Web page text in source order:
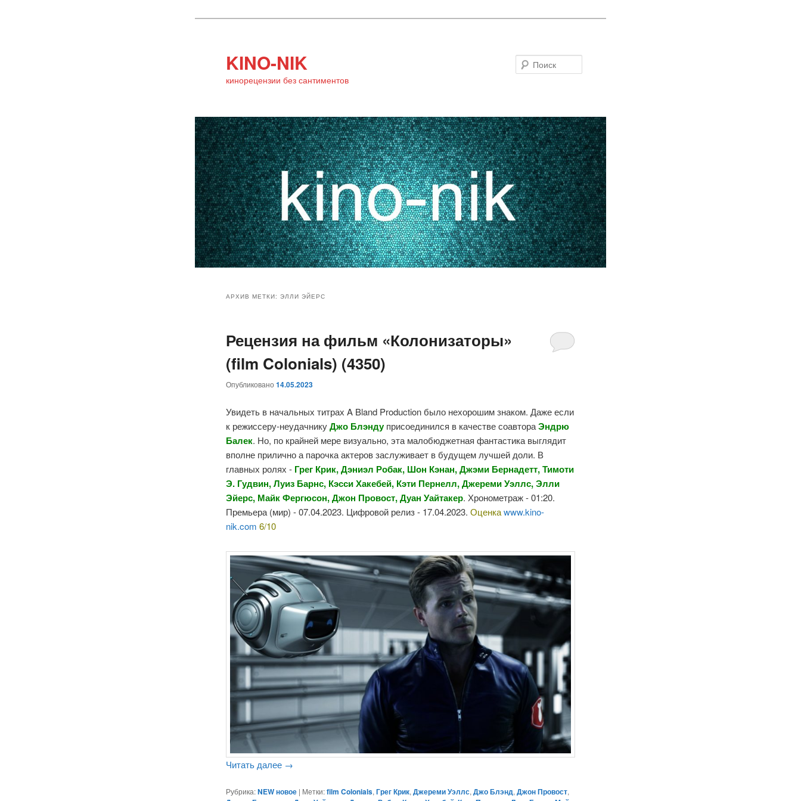
KINO-NIK
кинорецензии без сантиментов
основному
содержимому
дополнительному
содержимому
АРХИВ МЕТКИ:ЭЛЛИ ЭЙЕРС
Рецензия на фильм «Колонизаторы»
(film Colonials) (4350)
Опубликовано14.05.2023
Увидеть в начальных титрах A Bland Production было нехорошим знаком. Даже если
к режиссеру-неудачникуДжо Блэндуприсоединился в качестве соавтораЭндрю
Балек. Но, по крайней мере визуально, эта малобюджетная фантастика выглядит
вполне прилично а парочка актеров заслуживает в будущем лучшей доли. В
главных ролях - Грег Крик, Дэниэл Робак, Шон Кэнан, Джэми Бернадетт, Тимоти
Э. Гудвин, Луиз Барнс, Кэсси Хакебей, Кэти Пернелл, Джереми Уэллс, Элли
Эйерс, Майк Фергюсон, Джон Провост, Дуан Уайтакер. Хронометраж - 01:20.
Премьера (мир) - 07.04.2023. Цифровой релиз - 17.04.2023.Оценкаwww.kino-
nik.com 6/10
Читать далее →
Рубрика: NEW новое | Метки: film Colonials,Грег Крик,Джереми Уэллс,Джо Блэнд,Джон Провост,